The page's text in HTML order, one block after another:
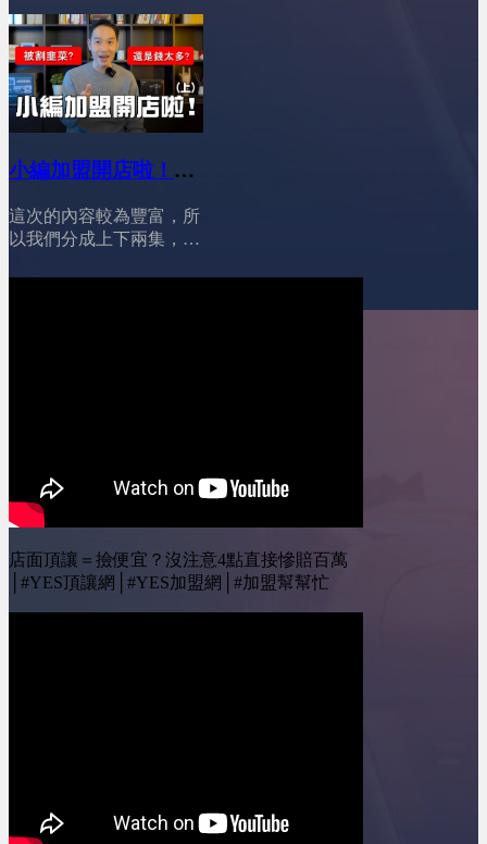
wei&nbsp;&nbsp;YES加盟
線上加盟展：
https://yesally.com.tw/index_hot.php
按讚我的Facebook專頁：
https://www.facebook.com/yestopone
按讚我的Instagram專頁：
具備經營、輔導、數據與
策略的能力。再加上 AI
與曝光管道全面重組，沒
有真實力的品牌，正在被
市場快速淘汰。這七個現
況，會直接影響你適不適
能不能活下來。
創業資金變貴了，但加盟
門檻卻更低&nbsp;01:55
更警慎&nbsp;02:48 市場
市場正在淘汰沒有真實力
的品牌
========================YES
加盟訂閱我的Youtube頻
道 ：&nbsp;@leo-
wei&nbsp;&nbsp;YES加盟
新手創業者來說，選對貸
款很重要，尤其是打算加
盟品牌、快速開店的人，
找對資金管道，不只可以
減輕初期壓力，還能把省
營運效率。想穩穩踏出創
你的貸款，真的差很多！
========================01:26
貸?!05:53 青創貸款&amp;
按讚我的Facebook專頁：
https://www.facebook.com/yestopone
按讚我的Instagram專頁：
小編加盟開店啦！
幫幫忙
這次的內容較為豐富，所
以我們分成上下兩集，
享給大家！ #加盟 #開店
#創業 #沈記脆皮五花豬
00:45 如何篩選品牌?
02:11 遇到特殊狀況?!
按讚我的Facebook專頁：
店面頂讓＝撿便宜？沒注意4點直接慘賠百萬
│#YES頂讓網│#YES加盟網│#加盟幫幫忙